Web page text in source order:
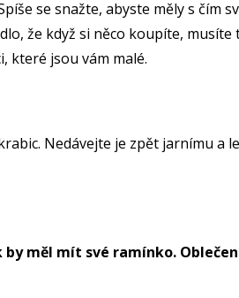
se snažte, abyste měly s čím
že když si něco koupíte, musíte
které jsou vám malé.
Nedávejte je zpět jarnímu
by měl mít své ramínko.